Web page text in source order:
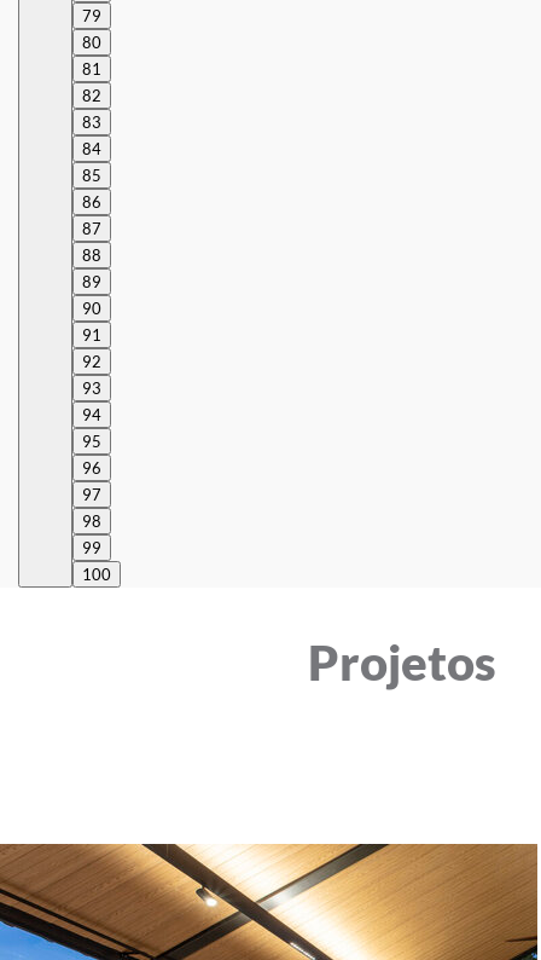
79
80
81
82
83
84
85
86
87
88
89
90
91
92
93
94
95
96
97
98
99
100
Projetos